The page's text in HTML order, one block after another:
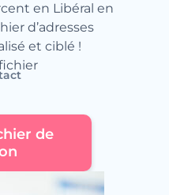
en Libéral en
d’adresses
et ciblé !
de